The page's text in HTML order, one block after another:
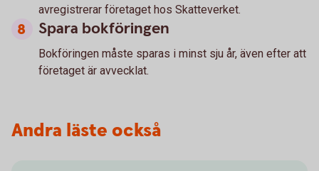
avregistrerar företaget hos Skatteverket.
Spara bokföringen
Bokföringen måste sparas i minst sju år, även efter att
företaget är avvecklat.
Andra läste också